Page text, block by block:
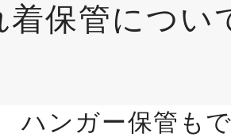
着保管につい
ハンガー保管もで